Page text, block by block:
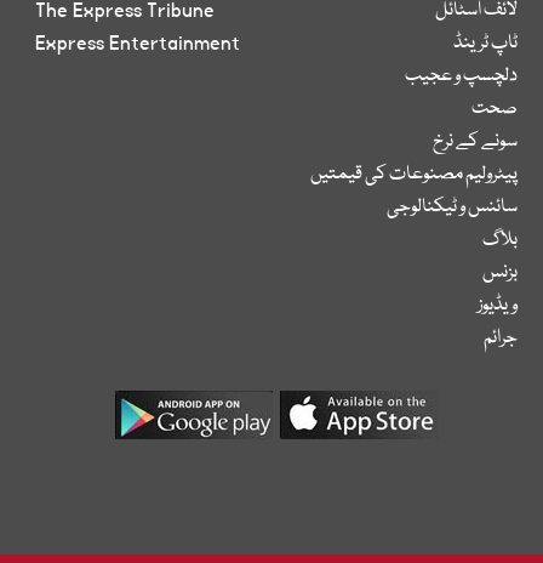
لائف اسٹائل
ٹاپ ٹرینڈ
دلچسپ و عجیب
صحت
سونے کے نرخ
پیٹرولیم مصنوعات کی قیمتیں
سائنس و ٹیکنالوجی
بلاگ
بزنس
ویڈیوز
جرائم
The Express Tribune
Express Entertainment